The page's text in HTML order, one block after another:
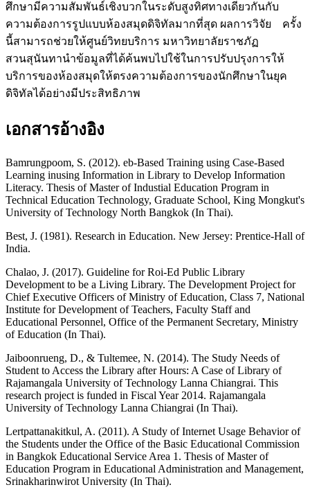
ศึกษามีความสัมพันธ์เชิงบวกในระดับสูงทิศทางเดียวกันกับ
ความต้องการรูปแบบห้องสมุดดิจิทัลมากที่สุด ผลการวิจัย ครั้ง
นี้สามารถช่วยให้ศูนย์วิทยบริการ มหาวิทยาลัยราชภัฏ
สวนสุนันทานำข้อมูลที่ได้ค้นพบไปใช้ในการปรับปรุงการให้
บริการของห้องสมุดให้ตรงความต้องการของนักศึกษาในยุค
ดิจิทัลได้อย่างมีประสิทธิภาพ
เอกสารอ้างอิง
Bamrungpoom, S. (2012). eb-Based Training using Case-Based
Learning inusing Information in Library to Develop Information
Literacy. Thesis of Master of Industial Education Program in
Technical Education Technology, Graduate School, King Mongkut's
University of Technology North Bangkok (In Thai).
Best, J. (1981). Research in Education. New Jersey: Prentice-Hall of
India.
Chalao, J. (2017). Guideline for Roi-Ed Public Library
Development to be a Living Library. The Development Project for
Chief Executive Officers of Ministry of Education, Class 7, National
Institute for Development of Teachers, Faculty Staff and
Educational Personnel, Office of the Permanent Secretary, Ministry
of Education (In Thai).
Jaiboonrueng, D., & Tultemee, N. (2014). The Study Needs of
Student to Access the Library after Hours: A Case of Library of
Rajamangala University of Technology Lanna Chiangrai. This
research project is funded in Fiscal Year 2014. Rajamangala
University of Technology Lanna Chiangrai (In Thai).
Lertpattanakitkul, A. (2011). A Study of Internet Usage Behavior of
the Students under the Office of the Basic Educational Commission
in Bangkok Educational Service Area 1. Thesis of Master of
Education Program in Educational Administration and Management,
Srinakharinwirot University (In Thai).